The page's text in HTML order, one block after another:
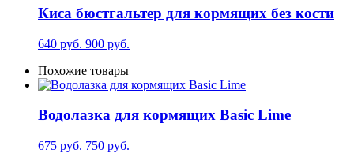
Киса бюстгальтер для кормящих без кости
640 руб. 900 руб.
Похожие товары
Водолазка для кормящих Basic Lime
675 руб. 750 руб.